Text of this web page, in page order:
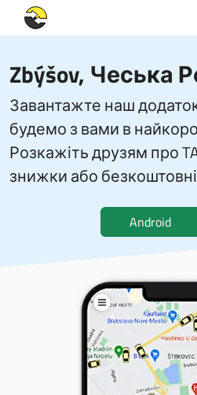
Zbýšov, Чеська
Завантажте наш
будемо з вами в
Розкажіть друзям про
знижки або
Android